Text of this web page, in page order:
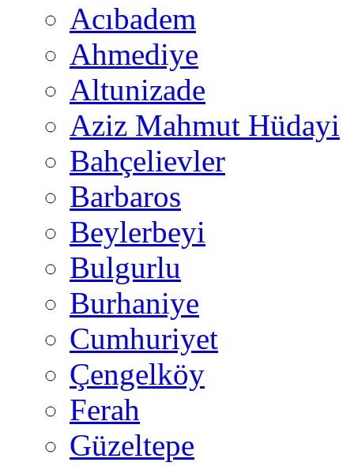
Acıbadem
Ahmediye
Altunizade
Aziz Mahmut Hüdayi
Bahçelievler
Barbaros
Beylerbeyi
Bulgurlu
Burhaniye
Cumhuriyet
Çengelköy
Ferah
Güzeltepe